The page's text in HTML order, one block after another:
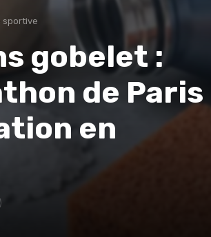
sportive
gobelet :
de Paris
en